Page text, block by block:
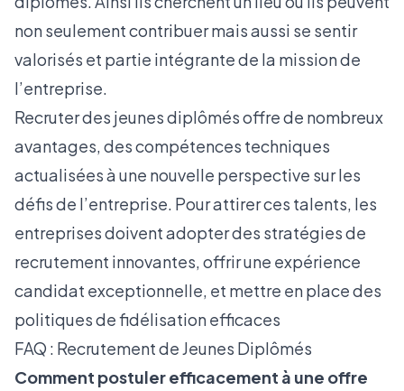
non seulement contribuer mais aussi se sentir
valorisés et partie intégrante de la mission de
l’entreprise.
Recruter des jeunes diplômés offre de nombreux
avantages, des compétences techniques
actualisées à une nouvelle perspective sur les
défis de l’entreprise. Pour attirer ces talents, les
entreprises doivent adopter des stratégies de
recrutement innovantes, offrir une expérience
candidat exceptionnelle, et mettre en place des
politiques de fidélisation efficaces
FAQ : Recrutement de Jeunes Diplômés
Comment postuler efficacement à une offre